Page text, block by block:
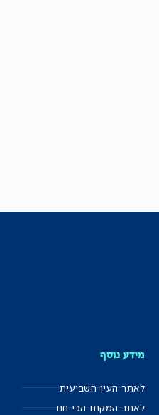
מידע נוסף
לאתר העין השביעית
לאתר המקום הכי חם